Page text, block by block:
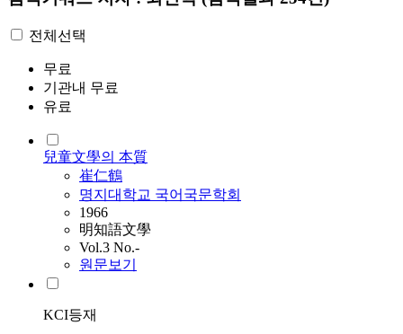
전체선택
무료
기관내 무료
유료
兒童文學의 本質
崔仁鶴
명지대학교 국어국문학회
1966
明知語文學
Vol.3 No.-
원문보기
KCI등재